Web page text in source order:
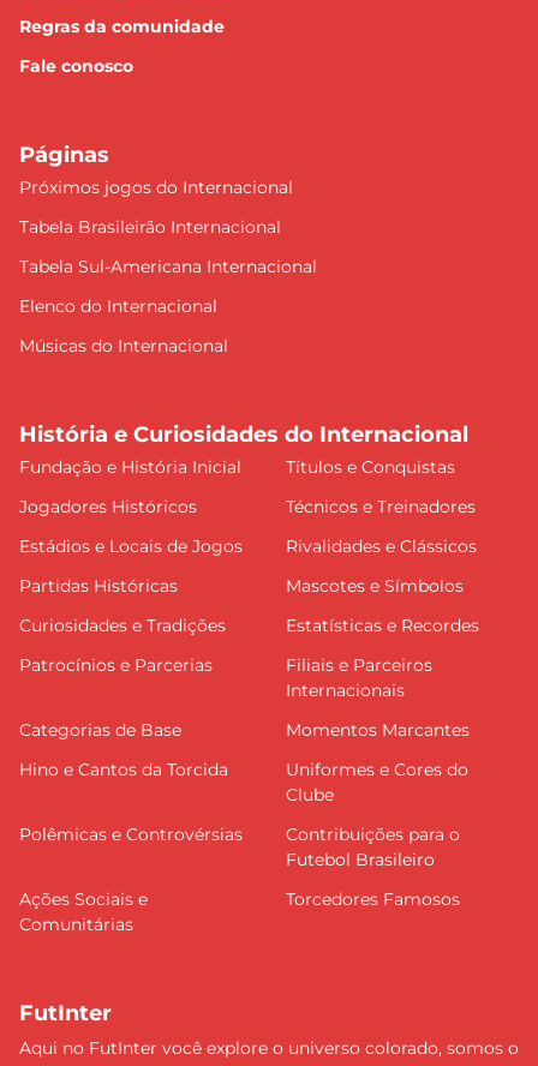
Regras da comunidade
Fale conosco
Páginas
Próximos jogos do Internacional
Tabela Brasileirão Internacional
Tabela Sul-Americana Internacional
Elenco do Internacional
Músicas do Internacional
História e Curiosidades do Internacional
Fundação e História Inicial
Títulos e Conquistas
Jogadores Históricos
Técnicos e Treinadores
Estádios e Locais de Jogos
Rivalidades e Clássicos
Partidas Históricas
Mascotes e Símbolos
Curiosidades e Tradições
Estatísticas e Recordes
Patrocínios e Parcerias
Filiais e Parceiros
Internacionais
Categorias de Base
Momentos Marcantes
Hino e Cantos da Torcida
Uniformes e Cores do
Clube
Polêmicas e Controvérsias
Contribuições para o
Futebol Brasileiro
Ações Sociais e
Comunitárias
Torcedores Famosos
FutInter
Aqui no FutInter você explore o universo colorado, somos o